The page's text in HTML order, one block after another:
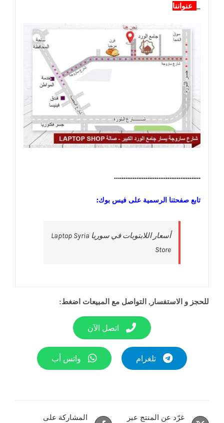
عنواننا
………………………………………..
تابع صفحتنا الرسمية على فيس بوك:
‎أسعار اللابتوبات في سوريا Laptop Syria
Store‎
للحجز و الاستفسار, التواصل مع المبيعات اضغط:
اتصل الآن
تلغرام واتس أب
المشاركة على
غرّد عن المنتج عبر